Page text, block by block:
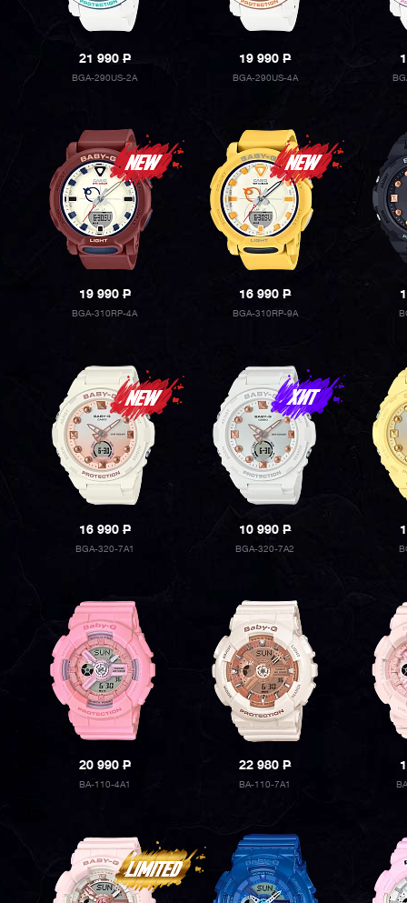
21 990P
BGA-290US-2A
19 990P
BGA-290US-4A
19 990P
BGA-310RP-4A
16 990P
BGA-310RP-9A
16 990P
BGA-320-7A1
10 990P
BGA-320-7A2
20 990P
BA-110-4A1
22 980P
BA-110-7A1